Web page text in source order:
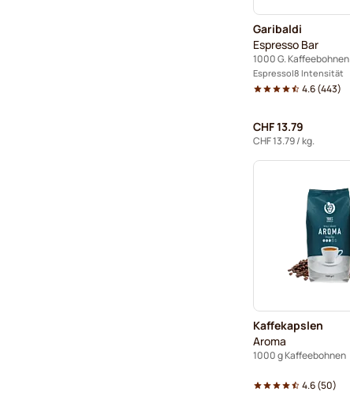
Garibaldi
Espresso Bar
1000 G. Kaffeebohnen
Espresso 8 Intensität
4.6(443)
CHF 13.79
CHF 13.79/ kg.
Kaffekapslen
Aroma
1000 g Kaffeebohnen
4.6(50)